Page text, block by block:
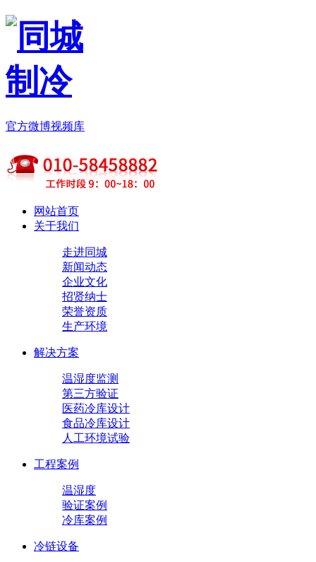
官方微博视频库
网站首页
关于我们
走进同城
新闻动态
企业文化
招贤纳士
荣誉资质
生产环境
解决方案
温湿度监测
第三方验证
医药冷库设计
食品冷库设计
人工环境试验
工程案例
温湿度
验证案例
冷库案例
冷链设备